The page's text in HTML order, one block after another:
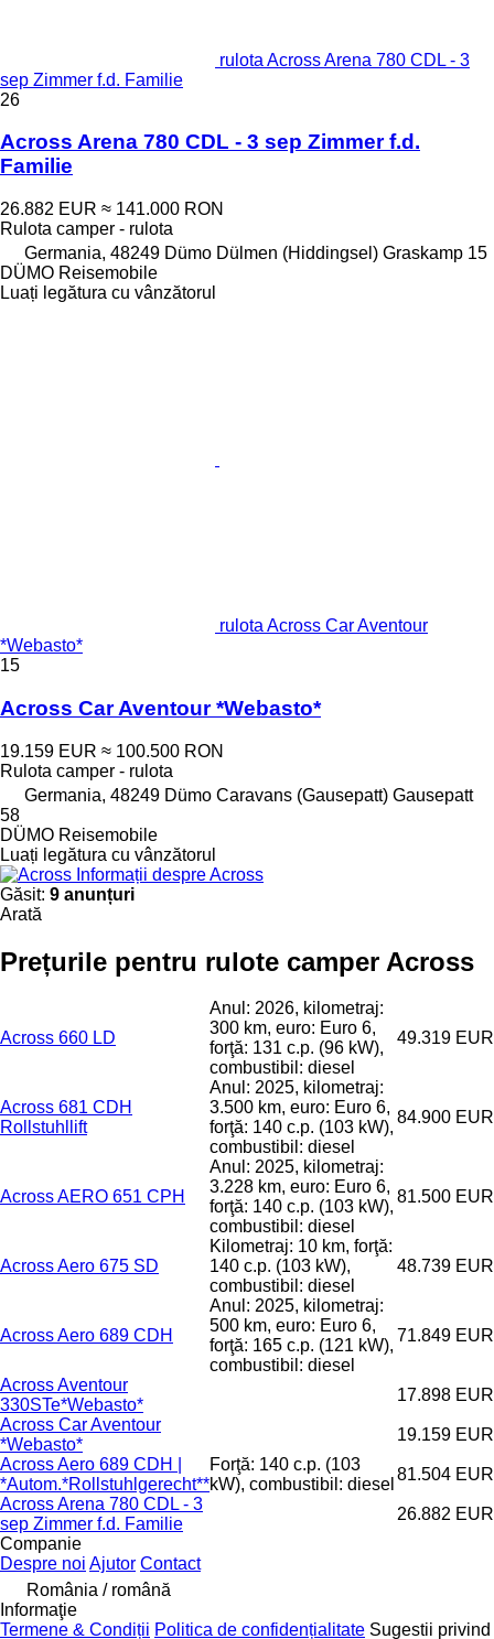
rulota Across Arena 780 CDL - 3
sep Zimmer f.d. Familie
26
Across Arena 780 CDL - 3 sep Zimmer f.d.
Familie
26.882 EUR ≈ 141.000 RON
Rulota camper - rulota
Germania, 48249 Dümo Dülmen (Hiddingsel) Graskamp 15
DÜMO Reisemobile
Luați legătura cu vânzătorul
rulota Across Car Aventour
*Webasto*
15
Across Car Aventour *Webasto*
19.159 EUR ≈ 100.500 RON
Rulota camper - rulota
Germania, 48249 Dümo Caravans (Gausepatt) Gausepatt
58
DÜMO Reisemobile
Luați legătura cu vânzătorul
Informații despre Across
Găsit: 9 anunțuri
Arată
Prețurile pentru rulote camper Across
Across 660 LD
Anul: 2026, kilometraj:
300 km, euro: Euro 6,
forţă: 131 c.p. (96 kW),
combustibil: diesel
49.319 EUR
Across 681 CDH
Rollstuhllift
Anul: 2025, kilometraj:
3.500 km, euro: Euro 6,
forţă: 140 c.p. (103 kW),
combustibil: diesel
84.900 EUR
Across AERO 651 CPH
Anul: 2025, kilometraj:
3.228 km, euro: Euro 6,
forţă: 140 c.p. (103 kW),
combustibil: diesel
81.500 EUR
Across Aero 675 SD
Kilometraj: 10 km, forţă:
140 c.p. (103 kW),
combustibil: diesel
48.739 EUR
Across Aero 689 CDH
Anul: 2025, kilometraj:
500 km, euro: Euro 6,
forţă: 165 c.p. (121 kW),
combustibil: diesel
71.849 EUR
Across Aventour
330STe*Webasto*
17.898 EUR
Across Car Aventour
*Webasto*
19.159 EUR
Across Aero 689 CDH |
*Autom.*Rollstuhlgerecht**
Forţă: 140 c.p. (103
kW), combustibil: diesel
81.504 EUR
Across Arena 780 CDL - 3
sep Zimmer f.d. Familie
26.882 EUR
Companie
Despre noi Ajutor Contact
România / română
Informaţie
Termene & Condiții Politica de confidențialitate Sugestii privind